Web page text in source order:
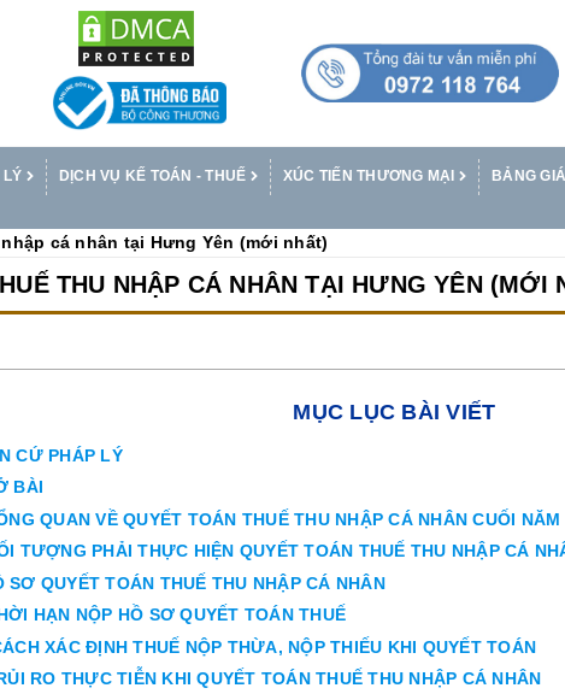
LÝ DỊCH VỤ KẾ TOÁN - THUẾ XÚC TIẾN THƯƠNG MẠI BẢNG
cá nhân tại Hưng Yên (mới nhất)
THU NHẬP CÁ NHÂN TẠI HƯNG YÊN (MỚI
MỤC LỤC BÀI VIẾT
CỨ PHÁP LÝ
BÀI
QUAN VỀ QUYẾT TOÁN THUẾ THU NHẬP CÁ NHÂN CUỐI NĂM
TƯỢNG PHẢI THỰC HIỆN QUYẾT TOÁN THUẾ THU NHẬP CÁ
SƠ QUYẾT TOÁN THUẾ THU NHẬP CÁ NHÂN
HẠN NỘP HỒ SƠ QUYẾT TOÁN THUẾ
XÁC ĐỊNH THUẾ NỘP THỪA, NỘP THIẾU KHI QUYẾT TOÁN
RO THỰC TIỄN KHI QUYẾT TOÁN THUẾ THU NHẬP CÁ NHÂN